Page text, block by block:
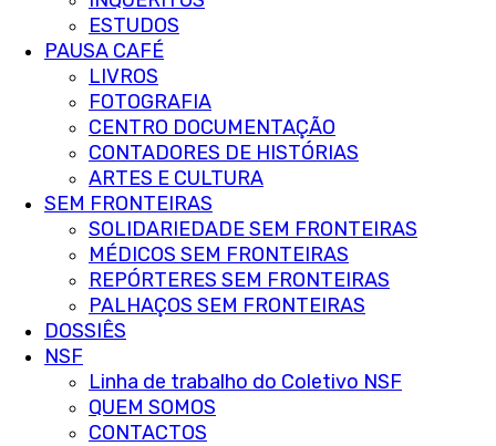
ESTUDOS
PAUSA CAFÉ
LIVROS
FOTOGRAFIA
CENTRO DOCUMENTAÇÃO
CONTADORES DE HISTÓRIAS
ARTES E CULTURA
SEM FRONTEIRAS
SOLIDARIEDADE SEM FRONTEIRAS
MÉDICOS SEM FRONTEIRAS
REPÓRTERES SEM FRONTEIRAS
PALHAÇOS SEM FRONTEIRAS
DOSSIÊS
NSF
Linha de trabalho do Coletivo NSF
QUEM SOMOS
CONTACTOS